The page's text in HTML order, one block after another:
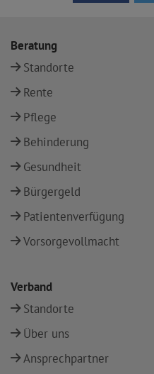
Beratung
Standorte
Rente
Pflege
Behinderung
Gesundheit
Bürgergeld
Patientenverfügung
Vorsorgevollmacht
Verband
Standorte
Über uns
Ansprechpartner